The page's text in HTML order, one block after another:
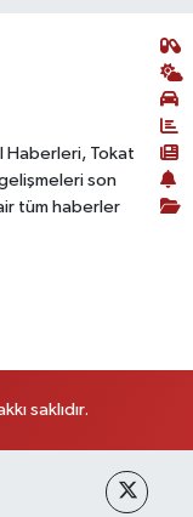
Haberleri, Tokat
son
tüm haberler
saklıdır.